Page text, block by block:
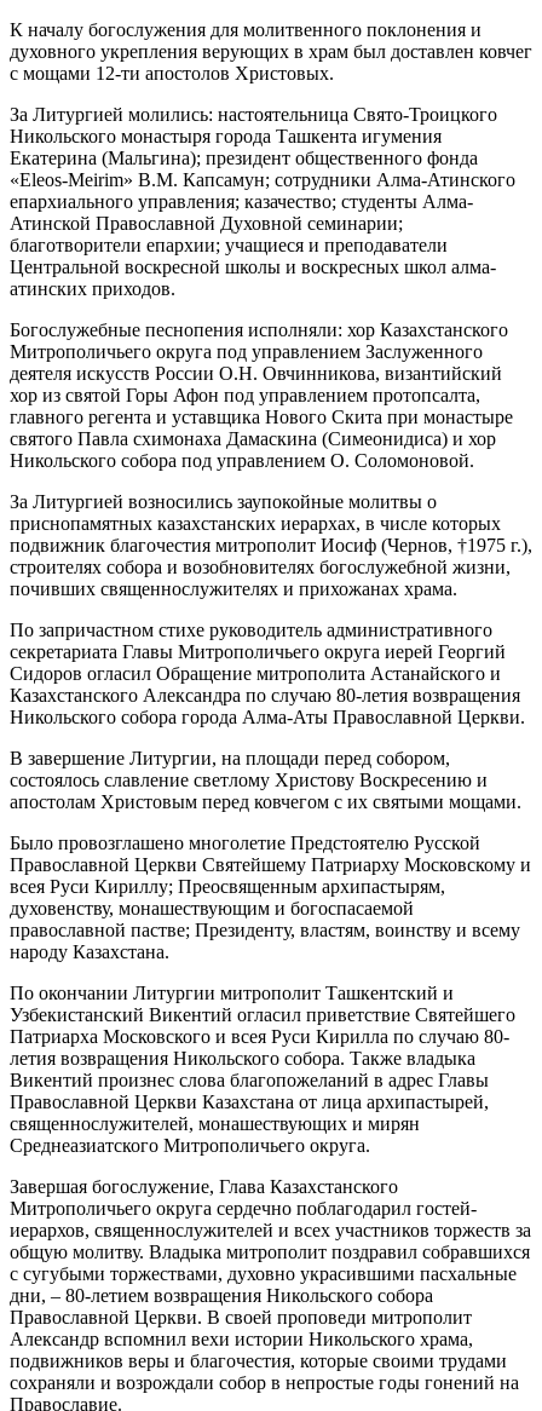
К началу богослужения для молитвенного поклонения и
духовного укрепления верующих в храм был доставлен ковчег
с мощами 12-ти апостолов Христовых.
За Литургией молились: настоятельница Свято-Троицкого
Никольского монастыря города Ташкента игумения
Екатерина (Мальгина); президент общественного фонда
«Eleos-Meirim» В.М. Капсамун; сотрудники Алма-Атинского
епархиального управления; казачество; студенты Алма-
Атинской Православной Духовной семинарии;
благотворители епархии; учащиеся и преподаватели
Центральной воскресной школы и воскресных школ алма-
атинских приходов.
Богослужебные песнопения исполняли: хор Казахстанского
Митрополичьего округа под управлением Заслуженного
деятеля искусств России О.Н. Овчинникова, византийский
хор из святой Горы Афон под управлением протопсалта,
главного регента и уставщика Нового Скита при монастыре
святого Павла схимонаха Дамаскина (Симеонидиса) и хор
Никольского собора под управлением О. Соломоновой.
За Литургией возносились заупокойные молитвы о
приснопамятных казахстанских иерархах, в числе которых
подвижник благочестия митрополит Иосиф (Чернов, †1975 г.),
строителях собора и возобновителях богослужебной жизни,
почивших священнослужителях и прихожанах храма.
По запричастном стихе руководитель административного
секретариата Главы Митрополичьего округа иерей Георгий
Сидоров огласил Обращение митрополита Астанайского и
Казахстанского Александра по случаю 80-летия возвращения
Никольского собора города Алма-Аты Православной Церкви.
В завершение Литургии, на площади перед собором,
состоялось славление светлому Христову Воскресению и
апостолам Христовым перед ковчегом с их святыми мощами.
Было провозглашено многолетие Предстоятелю Русской
Православной Церкви Святейшему Патриарху Московскому и
всея Руси Кириллу; Преосвященным архипастырям,
духовенству, монашествующим и богоспасаемой
православной пастве; Президенту, властям, воинству и всему
народу Казахстана.
По окончании Литургии митрополит Ташкентский и
Узбекистанский Викентий огласил приветствие Святейшего
Патриарха Московского и всея Руси Кирилла по случаю 80-
летия возвращения Никольского собора. Также владыка
Викентий произнес слова благопожеланий в адрес Главы
Православной Церкви Казахстана от лица архипастырей,
священнослужителей, монашествующих и мирян
Среднеазиатского Митрополичьего округа.
Завершая богослужение, Глава Казахстанского
Митрополичьего округа сердечно поблагодарил гостей-
иерархов, священнослужителей и всех участников торжеств за
общую молитву. Владыка митрополит поздравил собравшихся
с сугубыми торжествами, духовно украсившими пасхальные
дни, – 80-летием возвращения Никольского собора
Православной Церкви. В своей проповеди митрополит
Александр вспомнил вехи истории Никольского храма,
подвижников веры и благочестия, которые своими трудами
сохраняли и возрождали собор в непростые годы гонений на
Православие.